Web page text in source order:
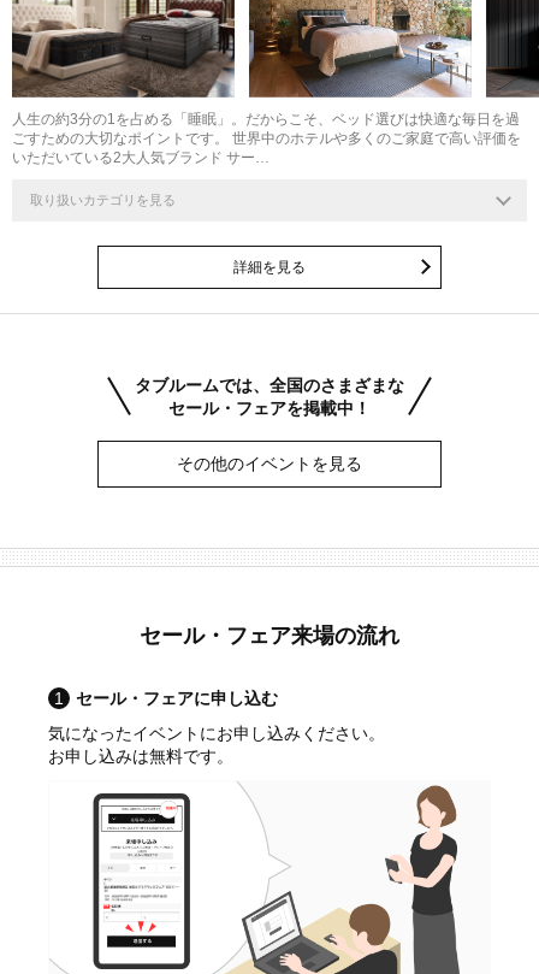
人生の約3分の1を占める「睡眠」。だからこそ、ベッド選びは快適な毎日を過
ごすための大切なポイントです。 世界中のホテルや多くのご家庭で高い評価を
いただいている2大人気ブランド サー…
取り扱いカテゴリを見る
詳細を見る
タブルームでは、全国のさまざまな
セール・フェアを掲載中！
その他のイベントを見る
セール・フェア来場の流れ
1
セール・フェアに申し込む
気になったイベントにお申し込みください。
お申し込みは無料です。